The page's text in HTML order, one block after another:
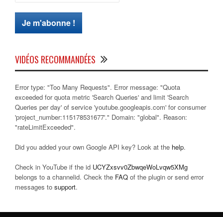
VIDÉOS RECOMMANDÉES
Error type: "Too Many Requests". Error message: "Quota
exceeded for quota metric 'Search Queries' and limit 'Search
Queries per day' of service 'youtube.googleapis.com' for consumer
'project_number:115178531677'." Domain: "global". Reason:
"rateLimitExceeded".
Did you added your own Google API key? Look at the help.
Check in YouTube if the id UCYZxsvv0ZbwqeWoLvqw5XMg
belongs to a channelid. Check the FAQ of the plugin or send error
messages to support.